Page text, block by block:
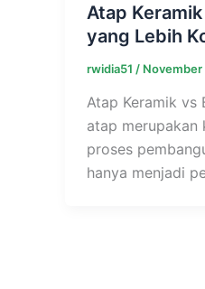
Atap
yang Lebih
rwidia51 /
Atap Keramik vs
atap merupakan
proses
hanya menjadi